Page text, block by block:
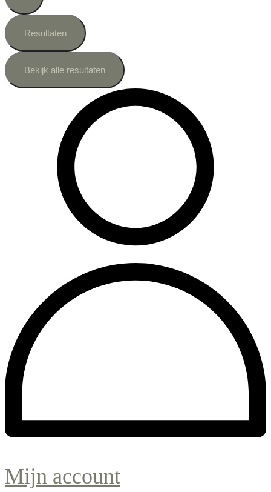
Resultaten
Bekijk alle resultaten
Mijn account